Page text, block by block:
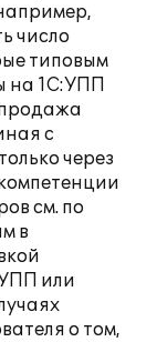
число
типовым
на 1С:УПП
с
через
см. по
в
или
о том,